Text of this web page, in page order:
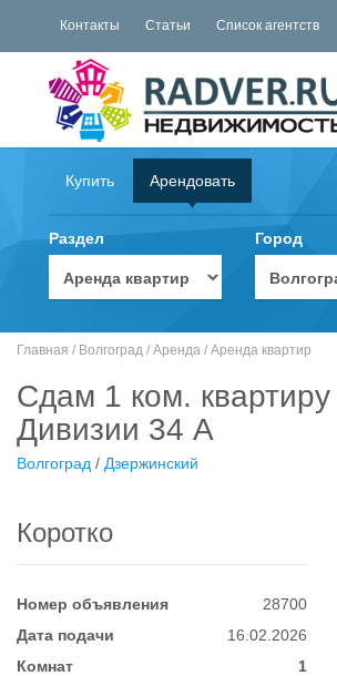
Контакты Статьи Список агентств
Купить Арендовать
Раздел Город
Главная / Волгоград / Аренда / Аренда квартир
Сдам 1 ком.
Дивизии 34 А
Волгоград / Дзержинский
Коротко
Номер объявления
28700
Дата подачи
16.02.2026
Комнат
1